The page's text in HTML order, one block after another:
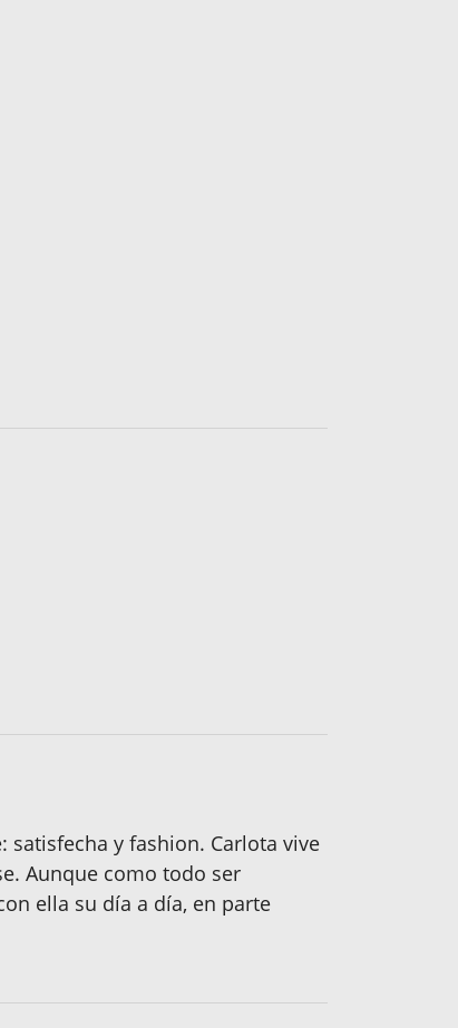
satisfecha y fashion. Carlota vive
Aunque como todo ser
ella su día a día, en parte